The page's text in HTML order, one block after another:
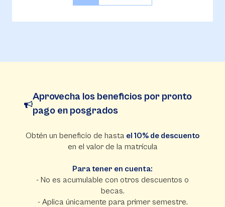
Aprovecha los beneficios por pronto
pago en posgrados
Obtén un beneficio de hasta el 10% de descuento
en el valor de la matrícula
Para tener en cuenta:
- No es acumulable con otros descuentos o
becas.
- Aplica únicamente para primer semestre.